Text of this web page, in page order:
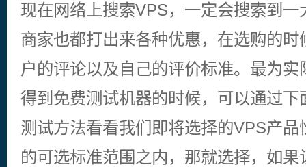
现在网络上搜索VPS，一定会搜索到
商家也都打出来各种优惠，在选购的
户的评论以及自己的评价标准。最为
得到免费测试机器的时候，可以通过
测试方法看看我们即将选择的VPS产
的可选标准范围之内，那就选择，如